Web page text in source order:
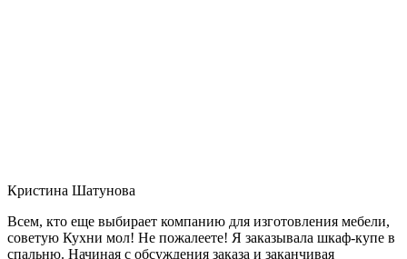
Кристина Шатунова
Всем, кто еще выбирает компанию для изготовления мебели,
советую Кухни мол! Не пожалеете! Я заказывала шкаф-купе в
спальню. Начиная с обсуждения заказа и заканчивая